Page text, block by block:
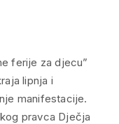
ferije za djecu”
lipnja i
manifestacije.
pravca Dječja